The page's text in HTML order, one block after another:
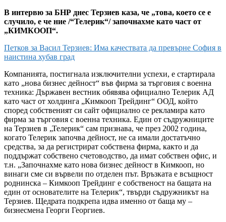
В интервю за БНР днес Терзиев каза, че „това, което се е
случило, е че ние /“Телерик“/ започнахме като част от
„КИМКООП“.
Петков за Васил Терзиев: Има качествата да превърне София в
наистина хубав град
Компанията, постигнала изключителни успехи, е стартирала
като „нова бизнес дейност“ във фирма за търговия с военна
техника: Държавен вестник обявява официално Телерик АД
като част от холдинга „Кимкооп Трейдинг“ ООД, който
според собственият си сайт официално се рекламира като
фирма за търговия с военна техника. Един от съдружниците
на Терзиев в „Телерик“ сам признава, че през 2002 година,
когато Телерик започва дейност, не са имали достатъчно
средства, за да регистрират собствена фирма, както и да
поддържат собствено счетоводство, да имат собствен офис, и
т.н. „Започнахме като нова бизнес дейност в Кимкооп, но
винаги сме си вървели по отделен път. Връзката е всъщност
роднинска – Кимкооп Трейдинг е собственост на бащата на
един от основателите на Телерик“, твърди съдружникът на
Терзиев. Щедрата подкрепа идва именно от баща му –
бизнесмена Георги Георгиев.